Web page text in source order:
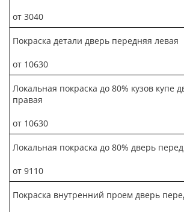
от 3040
Покраска детали дверь передняя левая
от 10630
Локальная покраска до 80% кузов купе
правая
от 10630
Локальная покраска до 80% дверь
от 9110
Покраска внутренний проем дверь